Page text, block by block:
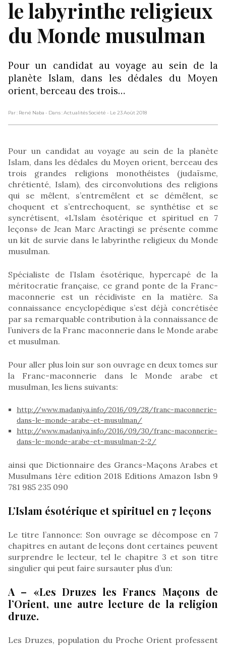
le labyrinthe religieux
du Monde musulman
Pour un candidat au voyage au sein de la
planète Islam, dans les dédales du Moyen
orient, berceau des trois…
Par : René Naba - Dans : Actualités Société - Le 23 Août 2018
Pour un candidat au voyage au sein de la planète
Islam, dans les dédales du Moyen orient, berceau des
trois grandes religions monothéistes (judaïsme,
chrétienté, Islam), des circonvolutions des religions
qui se mêlent, s’entremêlent et se démêlent, se
choquent et s’entrechoquent, se synthétise et se
syncrétisent, «L’Islam ésotérique et spirituel en 7
leçons» de Jean Marc Aractingi se présente comme
un kit de survie dans le labyrinthe religieux du Monde
musulman.
Spécialiste de l’Islam ésotérique, hypercapé de la
méritocratie française, ce grand ponte de la Franc-
maconnerie est un récidiviste en la matière. Sa
connaissance encyclopédique s’est déjà concrétisée
par sa remarquable contribution à la connaissance de
l’univers de la Franc maconnerie dans le Monde arabe
et musulman.
Pour aller plus loin sur son ouvrage en deux tomes sur
la Franc-maconnerie dans le Monde arabe et
musulman, les liens suivants:
http://www.madaniya.info/2016/09/28/franc-maconnerie-
dans-le-monde-arabe-et-musulman/
http://www.madaniya.info/2016/09/30/franc-maconnerie-
dans-le-monde-arabe-et-musulman-2-2/
ainsi que Dictionnaire des Grancs-Maçons Arabes et
Musulmans 1ère edition 2018 Editions Amazon Isbn 9
781 985 235 090
L’Islam ésotérique et spirituel en 7 leçons
Le titre l’annonce: Son ouvrage se décompose en 7
chapitres en autant de leçons dont certaines peuvent
surprendre le lecteur, tel le chapitre 3 et son titre
singulier qui peut faire sursauter plus d’un:
A – «Les Druzes les Francs Maçons de
l’Orient, une autre lecture de la religion
druze.
Les Druzes, population du Proche Orient professent